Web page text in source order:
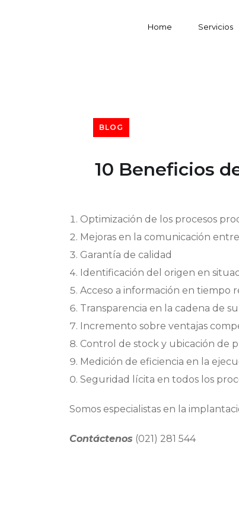
Home Servicios
BLOG
10 Beneficios
Optimización de los procesos
Mejoras en la comunicación
Garantía de calidad
Identificación del origen en
Acceso a información en tiempo
Transparencia en la cadena de
Incremento sobre ventajas
Control de stock y ubicación de
Medición de eficiencia en la
Seguridad lícita en todos los
Somos especialistas en la
Contáctenos (021) 281 544